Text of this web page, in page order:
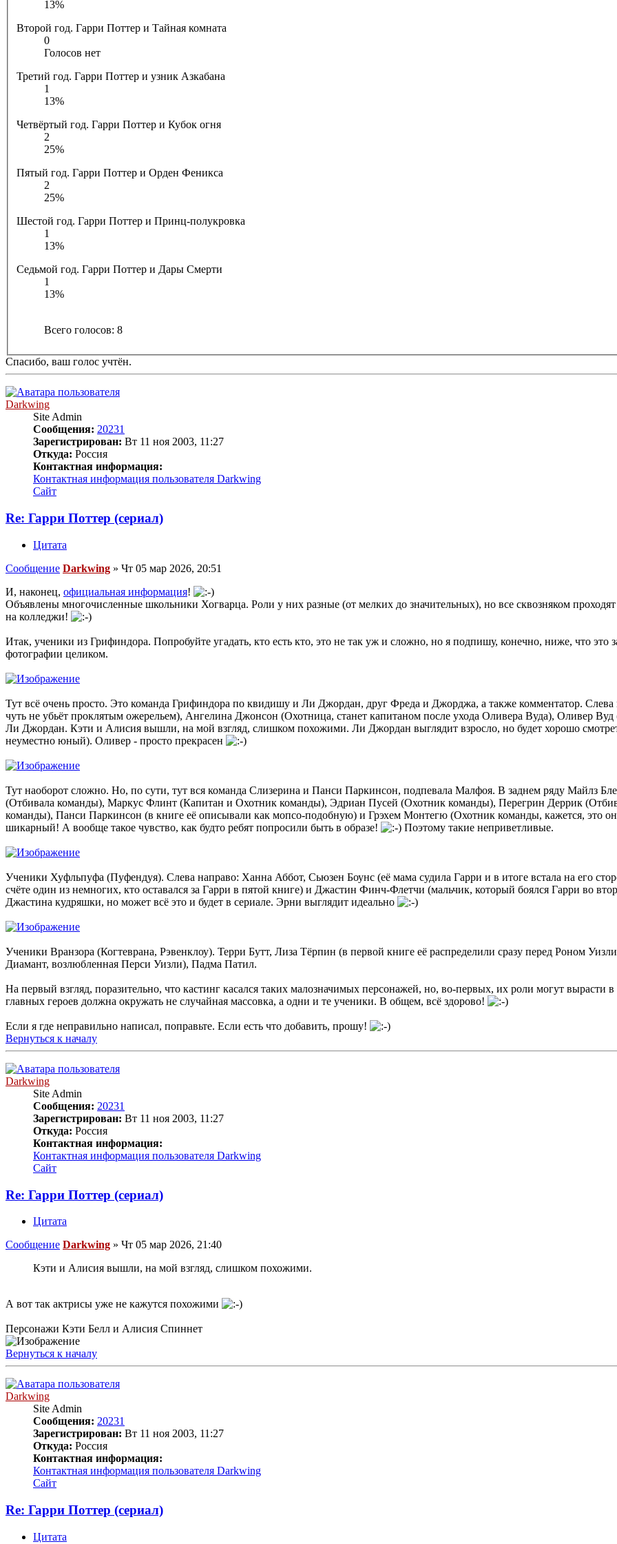
13%
Второй год. Гарри Поттер и Тайная комната
0
Голосов нет
Третий год. Гарри Поттер и узник Азкабана
1
13%
Четвёртый год. Гарри Поттер и Кубок огня
2
25%
Пятый год. Гарри Поттер и Орден Феникса
2
25%
Шестой год. Гарри Поттер и Принц-полукровка
1
13%
Седьмой год. Гарри Поттер и Дары Смерти
1
13%
Всего голосов: 8
Спасибо, ваш голос учтён.
Darkwing
Site Admin
Сообщения: 20231
Зарегистрирован: Вт 11 ноя 2003, 11:27
Откуда: Россия
Контактная информация:
Контактная информация пользователя Darkwing
Сайт
Re: Гарри Поттер (сериал)
Цитата
Сообщение Darkwing » Чт 05 мар 2026, 20:51
И, наконец, официальная информация!
Объявлены многочисленные школьники Хогварца. Роли у них разные (от мелких до значительных), но все сквозняком
на колледжи!
Итак, ученики из Грифиндора. Попробуйте угадать, кто есть кто, это не так уж и сложно, но я подпишу, конечно, ниже, что
фотографии целиком.
Тут всё очень просто. Это команда Грифиндора по квидишу и Ли Джордан, друг Фреда и Джорджа, а также комментатор.
чуть не убьёт проклятым ожерельем), Ангелина Джонсон (Охотница, станет капитаном после ухода Оливера Вуда), Оливер
Ли Джордан. Кэти и Алисия вышли, на мой взгляд, слишком похожими. Ли Джордан выглядит взросло, но будет хорошо
неуместно юный). Оливер - просто прекрасен
Тут наоборот сложно. Но, по сути, тут вся команда Слизерина и Панси Паркинсон, подпевала Малфоя. В заднем ряду Майлз
(Отбивала команды), Маркус Флинт (Капитан и Охотник команды), Эдриан Пусей (Охотник команды), Перегрин Деррик
команды), Панси Паркинсон (в книге её описывали как мопсо-подобную) и Грэхем Монтегю (Охотник команды, кажется, это он
шикарный! А вообще такое чувство, как будто ребят попросили быть в образе!
Поэтому такие неприветливые.
Ученики Хуфльпуфа (Пуфендуя). Слева направо: Ханна Аббот, Сьюзен Боунс (её мама судила Гарри и в итоге встала на его
счёте один из немногих, кто оставался за Гарри в пятой книге) и Джастин Финч-Флетчи (мальчик, который боялся Гарри во
Джастина кудряшки, но может всё это и будет в сериале. Эрни выглядит идеально
Ученики Вранзора (Когтеврана, Рэвенклоу). Терри Бутт, Лиза Тёрпин (в первой книге её распределили сразу перед Роном
Диамант, возлюбленная Перси Уизли), Падма Патил.
На первый взгляд, поразительно, что кастинг касался таких малозначимых персонажей, но, во-первых, их роли могут вырасти
главных героев должна окружать не случайная массовка, а одни и те ученики. В общем, всё здорово!
Если я где неправильно написал, поправьте. Если есть что добавить, прошу!
Вернуться к началу
Darkwing
Site Admin
Сообщения: 20231
Зарегистрирован: Вт 11 ноя 2003, 11:27
Откуда: Россия
Контактная информация:
Контактная информация пользователя Darkwing
Сайт
Re: Гарри Поттер (сериал)
Цитата
Сообщение Darkwing » Чт 05 мар 2026, 21:40
Кэти и Алисия вышли, на мой взгляд, слишком похожими.
А вот так актрисы уже не кажутся похожими
Персонажи Кэти Белл и Алисия Спиннет
Вернуться к началу
Darkwing
Site Admin
Сообщения: 20231
Зарегистрирован: Вт 11 ноя 2003, 11:27
Откуда: Россия
Контактная информация:
Контактная информация пользователя Darkwing
Сайт
Re: Гарри Поттер (сериал)
Цитата